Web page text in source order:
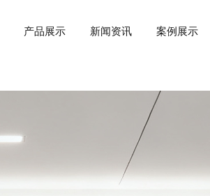
产品展示 新闻资讯 案例展示